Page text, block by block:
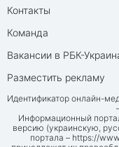
Контакты
Команда
Вакансии в РБК-
Разместить рекламу
Идентификатор онлайн-
Информационный
версию (украинскую,
портала – https://